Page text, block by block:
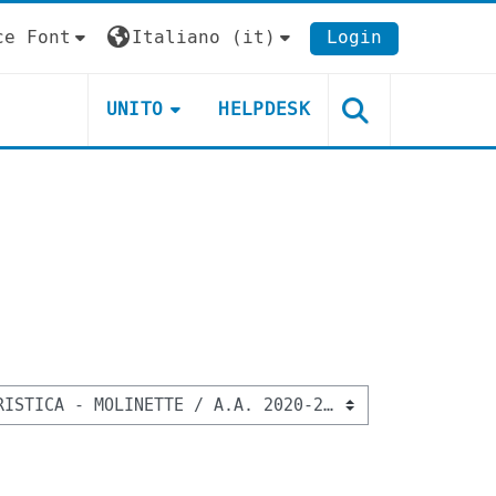
Font Italiano ‎(it)‎ Login
UNITO HELPDESK